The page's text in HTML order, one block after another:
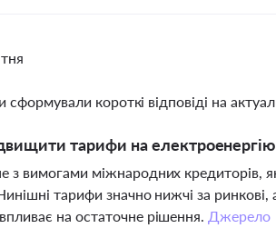
сформували короткі відповіді на
тарифи на
з вимогами міжнародних кредиторів,
тарифи значно нижчі за
на остаточне рішення. Джерело